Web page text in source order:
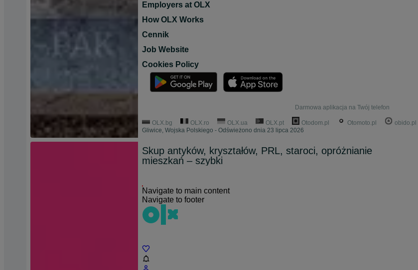
Employers at OLX
How OLX Works
Cennik
Job Website
Cookies Policy
Darmowa aplikacja na Twój telefon
OLX.bg OLX.ro OLX.ua OLX.pt Otodom.pl Otomoto.pl
obido.pl
Gliwice, Wojska Polskiego - Odświeżono dnia 23 lipca 2026
Skup antyków, kryształów, PRL, staroci, opróżnianie
mieszkań – szybki
Navigate to main content
Navigate to footer